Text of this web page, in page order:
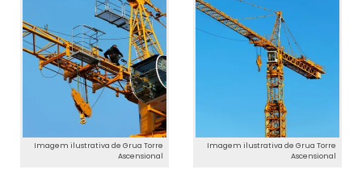
Imagem ilustrativa de Grua Torre
Ascensional
Imagem ilustrativa de Grua Torre
Ascensional